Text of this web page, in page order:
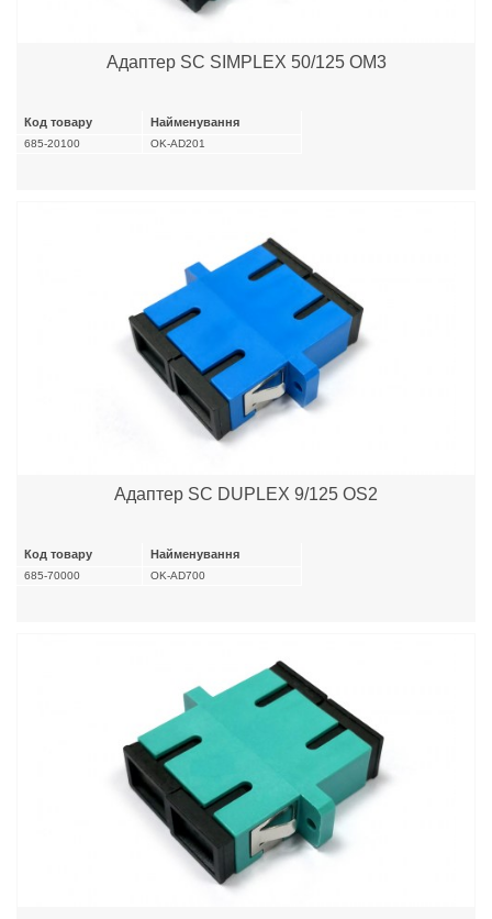
Адаптер SC SIMPLEX 50/125 OM3
Код товару Найменування
685-20100 OK-AD201
Адаптер SC DUPLEX 9/125 OS2
Код товару Найменування
685-70000 OK-AD700